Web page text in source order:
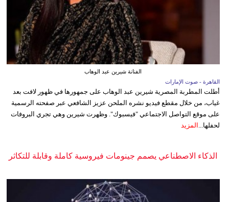
الفنانة شيرين عبد الوهاب
القاهرة - صوت الإمارات
أطلت المطربة المصرية شيرين عبد الوهاب على جمهورها في ظهور لافت بعد
غياب، من خلال مقطع فيديو نشره الملحن عزيز الشافعي عبر صفحته الرسمية
على موقع التواصل الاجتماعي "فيسبوك". وظهرت شيرين وهي تجري البروفات
لحفلها... المزيد
الذكاء الاصطناعي يصمم جينومات فيروسية كاملة وقابلة للتكاثر